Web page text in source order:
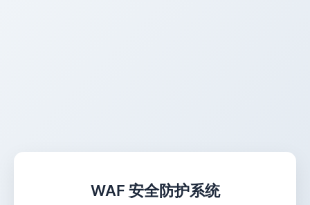
WAF 安全防护系统